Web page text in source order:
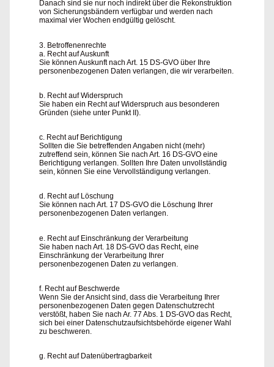
Danach sind sie nur noch indirekt über die Rekonstruktion
von Sicherungsbändern verfügbar und werden nach
maximal vier Wochen endgültig gelöscht.
3. Betroffenenrechte
a. Recht auf Auskunft
Sie können Auskunft nach Art. 15 DS-GVO über Ihre
personenbezogenen Daten verlangen, die wir verarbeiten.
b. Recht auf Widerspruch
Sie haben ein Recht auf Widerspruch aus besonderen
Gründen (siehe unter Punkt II).
c. Recht auf Berichtigung
Sollten die Sie betreffenden Angaben nicht (mehr)
zutreffend sein, können Sie nach Art. 16 DS-GVO eine
Berichtigung verlangen. Sollten Ihre Daten unvollständig
sein, können Sie eine Vervollständigung verlangen.
d. Recht auf Löschung
Sie können nach Art. 17 DS-GVO die Löschung Ihrer
personenbezogenen Daten verlangen.
e. Recht auf Einschränkung der Verarbeitung
Sie haben nach Art. 18 DS-GVO das Recht, eine
Einschränkung der Verarbeitung Ihrer
personenbezogenen Daten zu verlangen.
f. Recht auf Beschwerde
Wenn Sie der Ansicht sind, dass die Verarbeitung Ihrer
personenbezogenen Daten gegen Datenschutzrecht
verstößt, haben Sie nach Ar. 77 Abs. 1 DS-GVO das Recht,
sich bei einer Datenschutzaufsichtsbehörde eigener Wahl
zu beschweren.
g. Recht auf Datenübertragbarkeit